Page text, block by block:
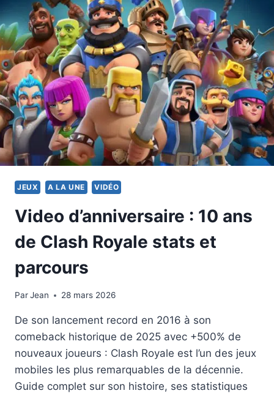
JEUX A LA UNE VIDÉO
Video d’anniversaire : 10 ans
de Clash Royale stats et
parcours
ParJean
1 mars 202628 mars 2026
De son lancement record en 2016 à son
comeback historique de 2025 avec +500% de
nouveaux joueurs : Clash Royale est l’un des jeux
mobiles les plus remarquables de la décennie.
Guide complet sur son histoire, ses statistiques